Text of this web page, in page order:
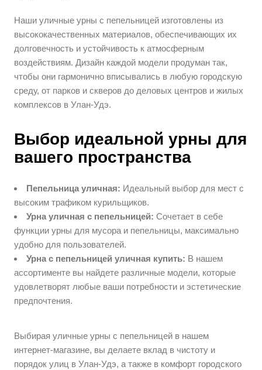
Наши уличные урны с пепельницей изготовлены из
высококачественных материалов, обеспечивающих их
долговечность и устойчивость к атмосферным
воздействиям. Дизайн каждой модели продуман так,
чтобы они гармонично вписывались в любую городскую
среду, от парков и скверов до деловых центров и жилых
комплексов в Улан-Удэ.
Выбор идеальной урны для
вашего пространства
Пепельница уличная: Идеальный выбор для мест с
высоким трафиком курильщиков.
Урна уличная с пепельницей: Сочетает в себе
функции урны для мусора и пепельницы, максимально
удобно для пользователей.
Урна с пепельницей уличная купить: В нашем
ассортименте вы найдете различные модели, которые
удовлетворят любые ваши потребности и эстетические
предпочтения.
Выбирая уличные урны с пепельницей в нашем
интернет-магазине, вы делаете вклад в чистоту и
порядок улиц в Улан-Удэ, а также в комфорт городского